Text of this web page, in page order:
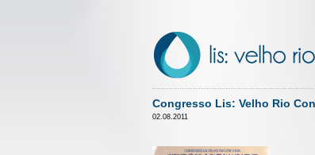
Congresso Lis: Velho Rio
02.08.2011